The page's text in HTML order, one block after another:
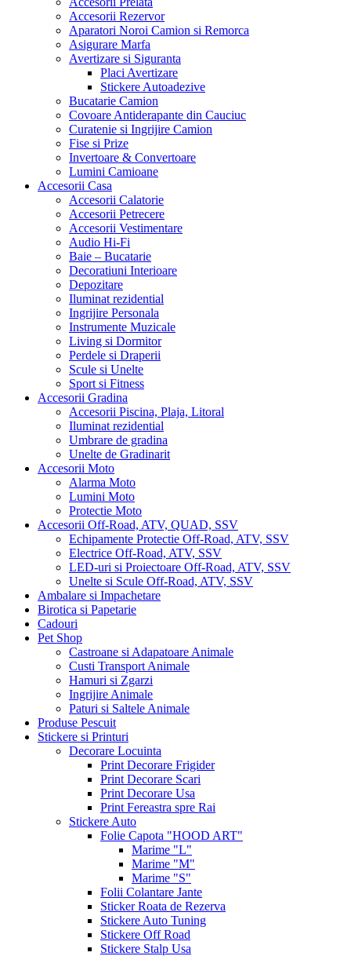
Accesorii Rezervor
Aparatori Noroi Camion si Remorca
Asigurare Marfa
Avertizare si Siguranta
Placi Avertizare
Stickere Autoadezive
Bucatarie Camion
Covoare Antiderapante din Cauciuc
Curatenie si Ingrijire Camion
Fise si Prize
Invertoare & Convertoare
Lumini Camioane
Accesorii Casa
Accesorii Calatorie
Accesorii Petrecere
Accesorii Vestimentare
Audio Hi-Fi
Baie – Bucatarie
Decoratiuni Interioare
Depozitare
Iluminat rezidential
Ingrijire Personala
Instrumente Muzicale
Living si Dormitor
Perdele si Draperii
Scule si Unelte
Sport si Fitness
Accesorii Gradina
Accesorii Piscina, Plaja, Litoral
Iluminat rezidential
Umbrare de gradina
Unelte de Gradinarit
Accesorii Moto
Alarma Moto
Lumini Moto
Protectie Moto
Accesorii Off-Road, ATV, QUAD, SSV
Echipamente Protectie Off-Road, ATV, SSV
Electrice Off-Road, ATV, SSV
LED-uri si Proiectoare Off-Road, ATV, SSV
Unelte si Scule Off-Road, ATV, SSV
Ambalare si Impachetare
Birotica si Papetarie
Cadouri
Pet Shop
Castroane si Adapatoare Animale
Custi Transport Animale
Hamuri si Zgarzi
Ingrijire Animale
Paturi si Saltele Animale
Produse Pescuit
Stickere si Printuri
Decorare Locuinta
Print Decorare Frigider
Print Decorare Scari
Print Decorare Usa
Print Fereastra spre Rai
Stickere Auto
Folie Capota "HOOD ART"
Marime "L"
Marime "M"
Marime "S"
Folii Colantare Jante
Sticker Roata de Rezerva
Stickere Auto Tuning
Stickere Off Road
Stickere Stalp Usa